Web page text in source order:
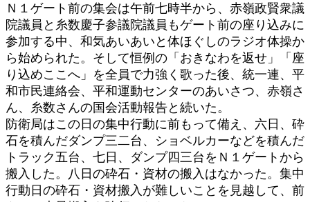
Ｎ１ゲート前の集会は午前七時半から、赤嶺政賢衆議
院議員と糸数慶子参議院議員もゲート前の座り込みに
参加する中、和気あいあいと体ほぐしのラジオ体操か
ら始められた。そして恒例の「おきなわを返せ」「座
り込めここへ」を全員で力強く歌った後、統一連、平
和市民連絡会、平和運動センターのあいさつ、赤嶺さ
ん、糸数さんの国会活動報告と続いた。
防衛局はこの日の集中行動に前もって備え、六日、砕
石を積んだダンプ三二台、ショベルカーなどを積んだ
トラック五台、七日、ダンプ四三台をＮ１ゲートから
搬入した。八日の砕石・資材の搬入はなかった。集中
行動日の砕石・資材搬入が難しいことを見越して、前